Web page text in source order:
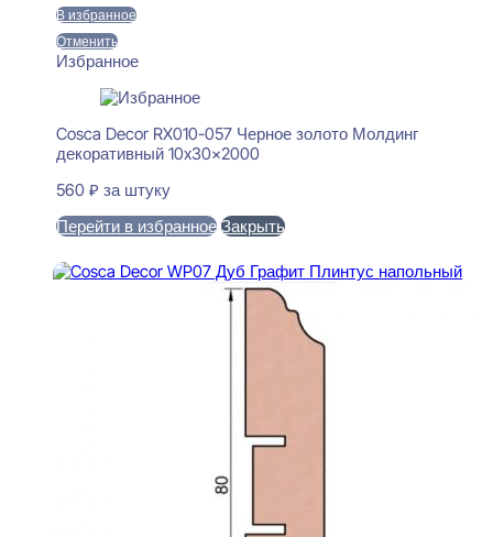
В избранное
Отменить
Избранное
Cosca Decor RX010-057 Черное золото Молдинг
декоративный 10x30x2000
560 ₽ за штуку
Перейти в избранное Закрыть